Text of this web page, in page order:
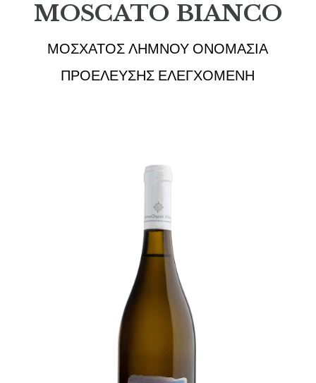
MOSCATO BIANCO
ΜΟΣΧΑΤΟΣ ΛΗΜΝΟΥ ΟΝΟΜΑΣΙΑ
ΠΡΟΕΛΕΥΣΗΣ ΕΛΕΓΧΟΜΕΝΗ